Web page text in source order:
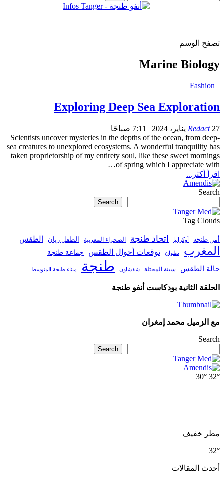
تصفح الوسم
Marine Biology
Fashion
Exploring Deep Sea Exploration
Redact 27 يناير، 2024 | 7:11 صباحًا
Scientists uncover mysteries in the depths of the ocean, from deep-
sea creatures to unexplored ecosystems. A wonderful tranquility has
taken proprietorship of my entirety soul, like these sweet mornings
of spring which I appreciate with
…
اقرأ أكثر...
Search
Search
Tag Clouds
أمن طنجة أوكرانيا اتحاد طنجة الصحراء المغربية الطفل ريان الطقس
المغرب تطوان توقعات أحوال الطقس جماعة طنجة
حالة الطقس سبتة المحتلة شفشاون طنجة ميناء طنجة المتوسط
الحلقة الثانية بودكاست أنفو طنجة
مع الزميل محمد إمغران
Search
Search
32°
30°
مطر خفيف
32°
أحدث المقالات